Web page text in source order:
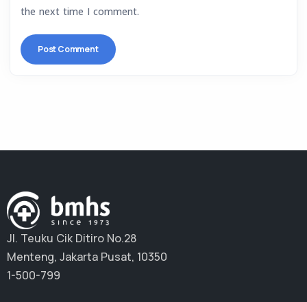
the next time I comment.
Jl. Teuku Cik Ditiro No.28
Menteng, Jakarta Pusat, 10350
1-500-799